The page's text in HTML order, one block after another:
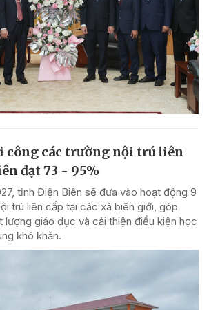
công các trường nội trú liên
đạt 73 - 95%
tỉnh Điện Biên sẽ đưa vào hoạt động 9
trú liên cấp tại các xã biên giới, góp
lượng giáo dục và cải thiện điều kiện học
khó khăn.